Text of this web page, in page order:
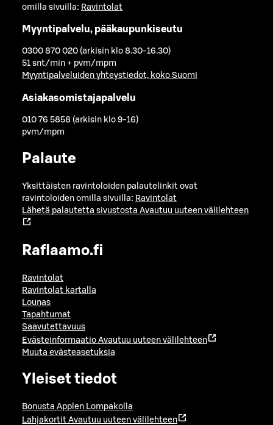
omilla sivuilla: Ravintolat
Myyntipalvelu, pääkaupunkiseutu
0300 870 020 (arkisin klo 8.30-16.30)
51 snt/min + pvm/mpm
Myyntipalveluiden yhteystiedot, koko Suomi
Asiakasomistajapalvelu
010 76 5858 (arkisin klo 9-16)
pvm/mpm
Palaute
Yksittäisten ravintoloiden palautelinkit ovat
ravintoloiden omilla sivuilla: Ravintolat
Lähetä palautetta sivustosta Avautuu uuteen välilehteen
Raflaamo.fi
Ravintolat
Ravintolat kartalla
Lounas
Tapahtumat
Saavutettavuus
Evästeinformaatio Avautuu uuteen välilehteen
Muuta evästeasetuksia
Yleiset tiedot
Bonusta Applen Lompakolla
Lahjakortit Avautuu uuteen välilehteen